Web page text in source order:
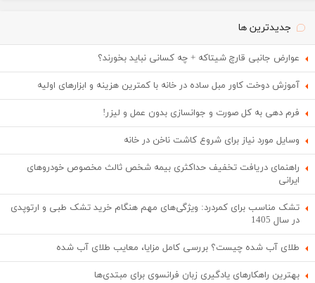
جدیدترین ها
عوارض جانبی قارچ شیتاکه + چه کسانی نباید بخورند؟
آموزش دوخت کاور مبل ساده در خانه با کمترین هزینه و ابزارهای اولیه
فرم دهی به کل صورت و جوانسازی بدون عمل و لیزر!
وسایل مورد نیاز برای شروع کاشت ناخن در خانه
راهنمای دریافت تخفیف حداکثری بیمه شخص ثالث مخصوص خودروهای
ایرانی
تشک مناسب برای کمردرد: ویژگی‌های مهم هنگام خرید تشک طبی و ارتوپدی
در سال 1405
طلای آب شده چیست؟ بررسی کامل مزایا، معایب طلای آب شده
بهترین راهکارهای یادگیری زبان فرانسوی برای مبتدی‌ها